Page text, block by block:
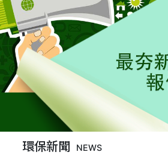
環保新聞 NEWS